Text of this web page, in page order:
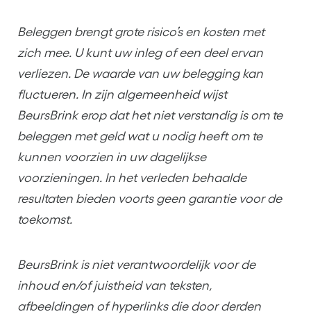
Beleggen brengt grote risico’s en kosten met
zich mee. U kunt uw inleg of een deel ervan
verliezen. De waarde van uw belegging kan
fluctueren. In zijn algemeenheid wijst
BeursBrink erop dat het niet verstandig is om te
beleggen met geld wat u nodig heeft om te
kunnen voorzien in uw dagelijkse
voorzieningen. In het verleden behaalde
resultaten bieden voorts geen garantie voor de
toekomst.
BeursBrink is niet verantwoordelijk voor de
inhoud en/of juistheid van teksten,
afbeeldingen of hyperlinks die door derden